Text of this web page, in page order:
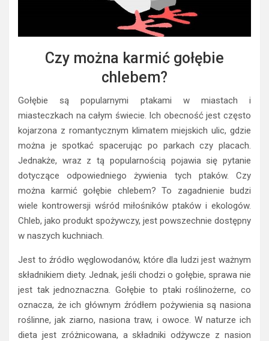
Czy można karmić gołębie
chlebem?
Gołębie są popularnymi ptakami w miastach i
miasteczkach na całym świecie. Ich obecność jest często
kojarzona z romantycznym klimatem miejskich ulic, gdzie
można je spotkać spacerując po parkach czy placach.
Jednakże, wraz z tą popularnością pojawia się pytanie
dotyczące odpowiedniego żywienia tych ptaków. Czy
można karmić gołębie chlebem? To zagadnienie budzi
wiele kontrowersji wśród miłośników ptaków i ekologów.
Chleb, jako produkt spożywczy, jest powszechnie dostępny
w naszych kuchniach.
Jest to źródło węglowodanów, które dla ludzi jest ważnym
składnikiem diety. Jednak, jeśli chodzi o gołębie, sprawa nie
jest tak jednoznaczna. Gołębie to ptaki roślinożerne, co
oznacza, że ich głównym źródłem pożywienia są nasiona
roślinne, jak ziarno, nasiona traw, i owoce. W naturze ich
dieta jest zróżnicowana, a składniki odżywcze z nasion